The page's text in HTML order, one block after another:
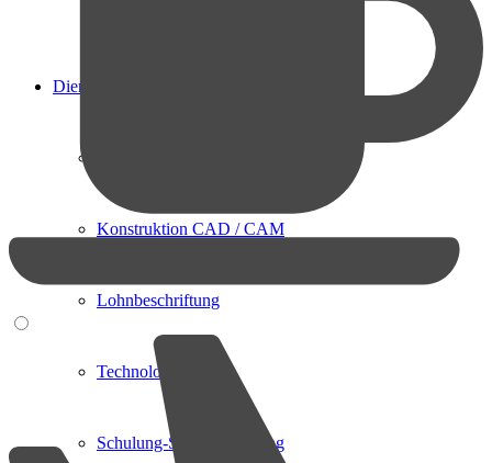
Dienstleistungen
Konstruktion CAD / CAM
Lohnbeschriftung
Technologietransfer
Schulung-Service-Wartung